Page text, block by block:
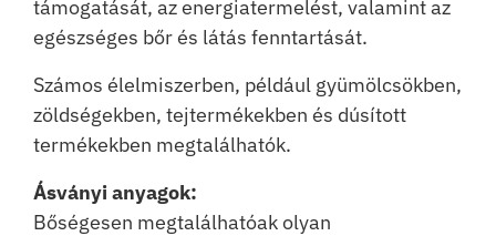
támogatását, az energiatermelést, valamint az
egészséges bőr és látás fenntartását.
Számos élelmiszerben, például gyümölcsökben,
zöldségekben, tejtermékekben és dúsított
termékekben megtalálhatók.
Ásványi anyagok:
Bőségesen megtalálhatóak olyan